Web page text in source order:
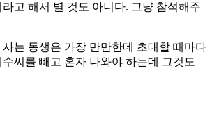
고 해서 별 것도 아니다. 그냥 참석해주
는 동생은 가장 만만한데 초대할 때마다
씨를 빼고 혼자 나와야 하는데 그것도